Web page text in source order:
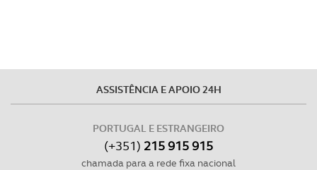
ASSISTÊNCIA E APOIO 24H
PORTUGAL E ESTRANGEIRO
(+351) 215 915 915
chamada para a rede fixa nacional